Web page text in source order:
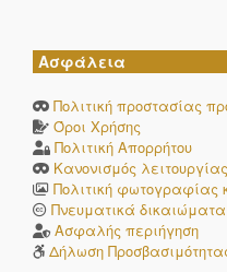
Ασφάλεια
Πολιτική προστασίας
Όροι Χρήσης
Πολιτική Απορρήτου
Κανονισμός
Πολιτική φωτογραφίας
Πνευματικά
Ασφαλής περιήγηση
Δήλωση